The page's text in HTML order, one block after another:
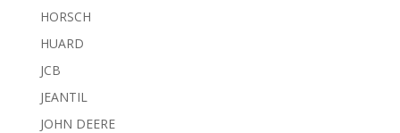
HORSCH
HUARD
JCB
JEANTIL
JOHN DEERE